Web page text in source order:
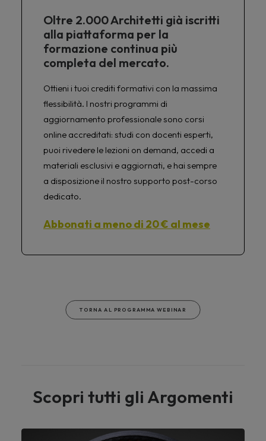
Oltre 2.000 Architetti già iscritti
alla piattaforma per la
formazione continua più
completa del mercato.
Ottieni i tuoi crediti formativi con la massima
flessibilità. I nostri programmi di
aggiornamento professionale sono corsi
online accreditati: studi con docenti esperti,
puoi rivedere le lezioni on demand, accedi a
materiali esclusivi e aggiornati, e hai sempre
a disposizione il nostro supporto post-corso
dedicato.
Abbonati a meno di 20 € al mese
TORNA AL PROGRAMMA WEBINAR
Scopri tutti gli Argomenti